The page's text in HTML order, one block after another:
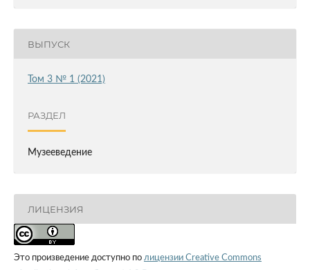
ВЫПУСК
Том 3 № 1 (2021)
РАЗДЕЛ
Музееведение
ЛИЦЕНЗИЯ
Это произведение доступно по лицензии Creative Commons